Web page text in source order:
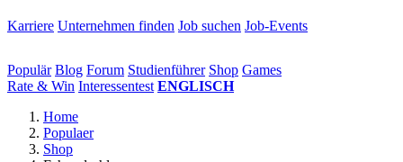
Karriere Unternehmen finden Job suchen Job-Events
Populär Blog Forum Studienführer Shop Games
Rate & Win Interessentest ENGLISCH
Home
Populaer
Shop